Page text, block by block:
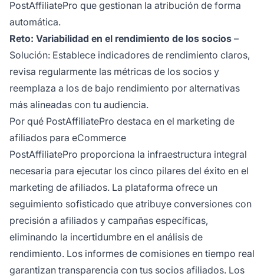
PostAffiliatePro que gestionan la atribución de forma
automática.
Reto: Variabilidad en el rendimiento de los socios –
Solución: Establece indicadores de rendimiento claros,
revisa regularmente las métricas de los socios y
reemplaza a los de bajo rendimiento por alternativas
más alineadas con tu audiencia.
Por qué PostAffiliatePro destaca en el marketing de
afiliados para eCommerce
PostAffiliatePro proporciona la infraestructura integral
necesaria para ejecutar los cinco pilares del éxito en el
marketing de afiliados. La plataforma ofrece un
seguimiento sofisticado que atribuye conversiones con
precisión a afiliados y campañas específicas,
eliminando la incertidumbre en el análisis de
rendimiento. Los informes de comisiones en tiempo real
garantizan transparencia con tus socios afiliados. Los